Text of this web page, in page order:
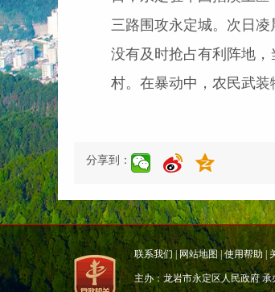
三路围攻永定城。次日凌
没有及时抢占有利阵地
村。在暴动中，农民武装
分享到：
联系我们|网站地图|使用帮助 |
主办：龙岩市永定区人民政府 承